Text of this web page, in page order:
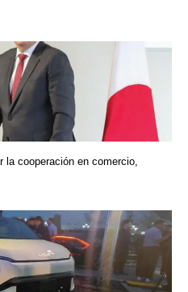
la cooperación en comercio,